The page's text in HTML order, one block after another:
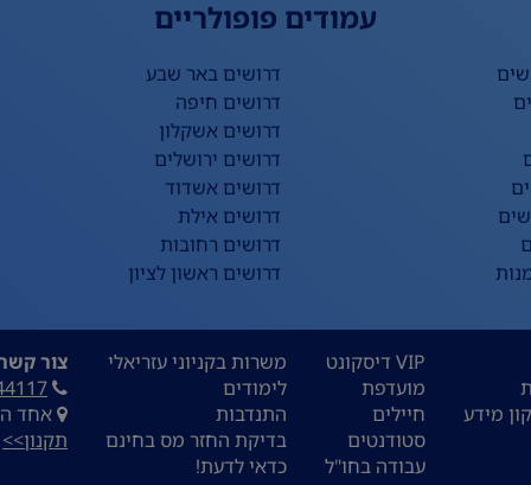
עמודים פופולריים
דרושים באר שבע
דרושים חיפה
דרושים אשקלון
דרושים ירושלים
דרושים אשדוד
דרושים אילת
דרושים רחובות
דרושים ראשון לציון
מידע
VIP דיסקונט
מועדפת
חיילים
סטודנטים
עבודה בחו"ל
משרות בקניוני עזריאלי
לימודים
התנדבות
בדיקת החזר מס בחינם
כדאי לדעת!
צור
אחד העם 9,
תקנון>>